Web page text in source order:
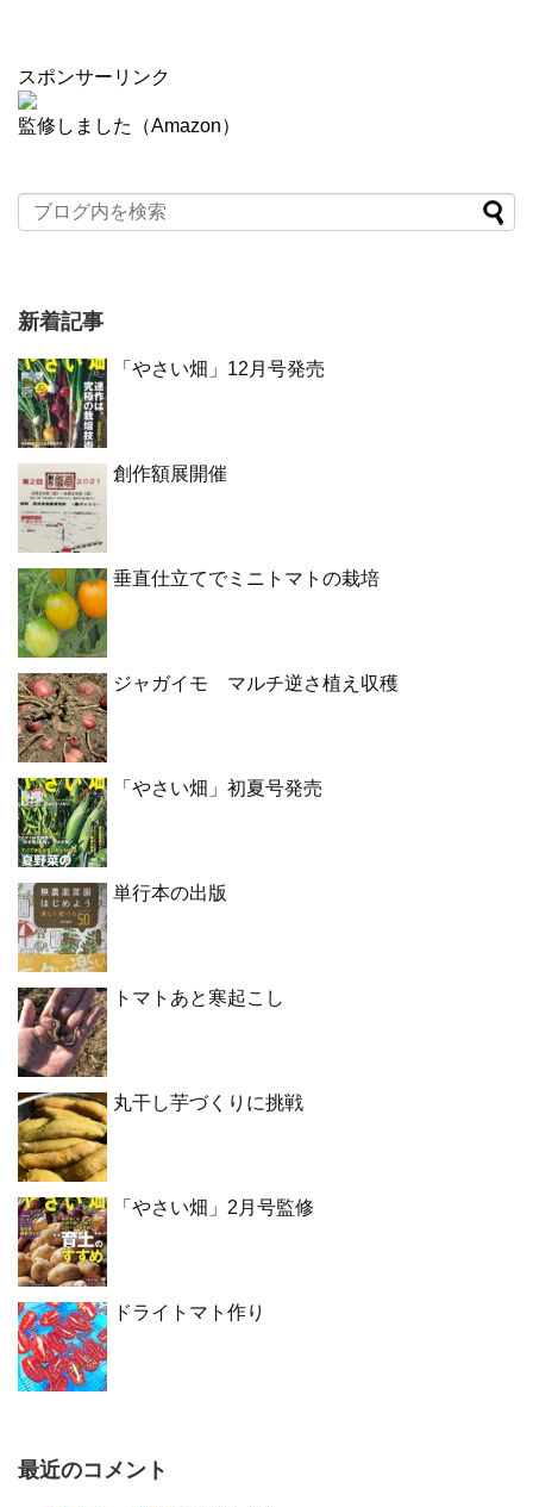
スポンサーリンク
監修しました（Amazon）
新着記事
「やさい畑」12月号発売
創作額展開催
垂直仕立てでミニトマトの栽培
ジャガイモ マルチ逆さ植え収穫
「やさい畑」初夏号発売
単行本の出版
トマトあと寒起こし
丸干し芋づくりに挑戦
「やさい畑」2月号監修
ドライトマト作り
最近のコメント